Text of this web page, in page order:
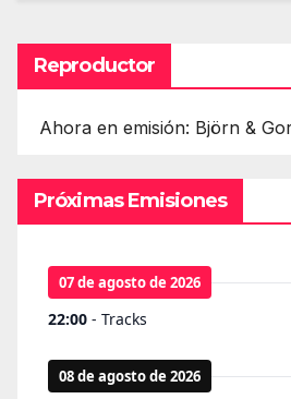
Reproductor
Ahora en emisión: Björn &
Próximas Emisiones